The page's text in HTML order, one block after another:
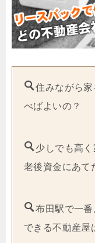
住みながら
べばよいの？
少しでも高
老後資金にあて
布田駅で一
できる不動産屋